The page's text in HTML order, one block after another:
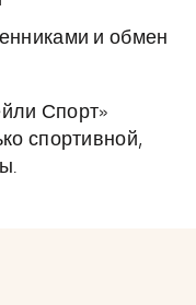
и обмен
Спорт»
спортивной,